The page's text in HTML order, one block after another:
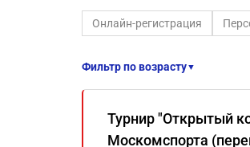
Онлайн-регистрация
Фильтр по возрасту▼
Турнир "Открытый
Москомспорта